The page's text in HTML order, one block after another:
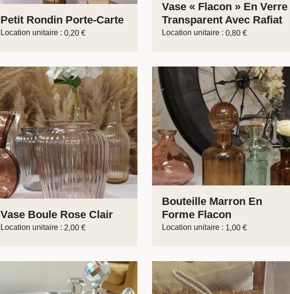
Petit Rondin Porte-Carte
Location unitaire : 0,20 €
Vase « Flacon » En Verre
Transparent Avec Rafiat
Location unitaire : 0,80 €
Vase Boule Rose Clair
Location unitaire : 2,00 €
Bouteille Marron En
Forme Flacon
Location unitaire : 1,00 €